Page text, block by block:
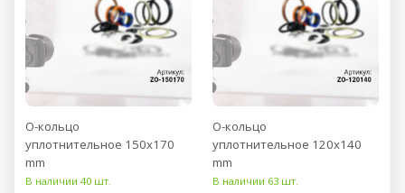
О-кольцо
уплотнительное 150x170
mm
В наличии 40 шт.
О-кольцо
уплотнительное 120x140
mm
В наличии 63 шт.